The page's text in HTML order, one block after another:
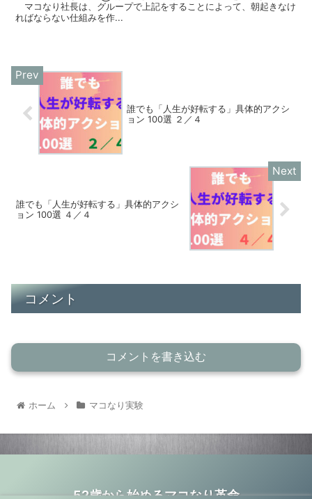
マコなり社長は、グループで上記をすることによって、朝起きなけ
ればならない仕組みを作...
誰でも「人生が好転する」具体的アクシ
ョン 100選 ２／４
誰でも「人生が好転する」具体的アクシ
ョン 100選 ４／４
コメント
コメントを書き込む
ホーム マコなり実験
52歳から始めるマコなり革命